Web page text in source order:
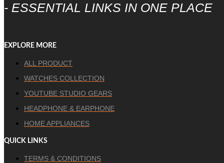
- ESSENTIAL LINKS IN ONE PLACE
EXPLORE MORE
ALL PRODUCT
WATCHES COLLECTION
YOUTUBE STUDIO GEARS
HEADPHONE & EARPHONE
HOME APPLIANCES
QUICK LINKS
TERMS & CONDITIONS